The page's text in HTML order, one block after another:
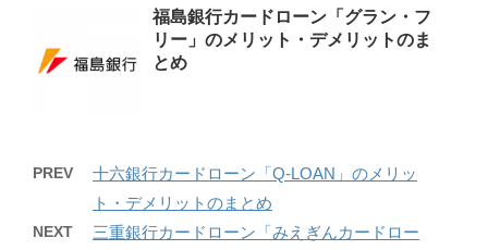
福島銀行カードローン「グラン・フ
リー」のメリット・デメリットのま
とめ
PREV
十六銀行カードローン「Q-LOAN」のメリッ
ト・デメリットのまとめ
NEXT
三重銀行カードローン「みえぎんカードロー